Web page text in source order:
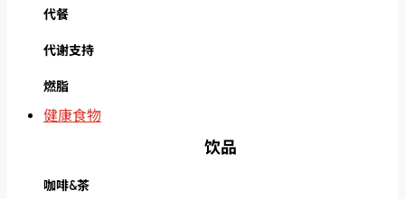
代餐
代谢支持
燃脂
健康食物
饮品
咖啡&茶